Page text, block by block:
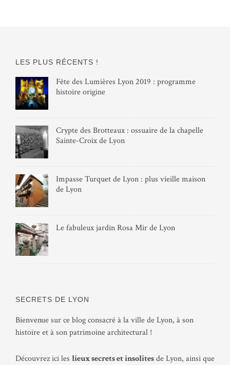
LES PLUS RÉCENTS !
Fête des Lumières Lyon 2019 : programme
histoire origine
Crypte des Brotteaux : ossuaire de la chapelle
Sainte-Croix de Lyon
Impasse Turquet de Lyon : plus vieille maison
de Lyon
Le fabuleux jardin Rosa Mir de Lyon
SECRETS DE LYON
Bienvenue sur ce blog consacré à la ville de Lyon, à son
histoire et à son patrimoine architectural !
Découvrez ici les lieux secrets et insolitesde Lyon, ainsi que